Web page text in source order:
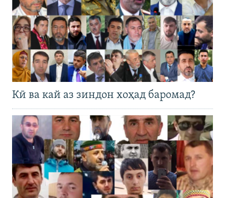
Кӣ ва кай аз зиндон хоҳад баромад?